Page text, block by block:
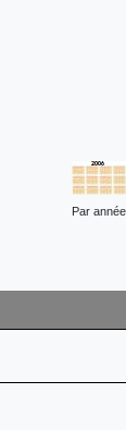
Par année